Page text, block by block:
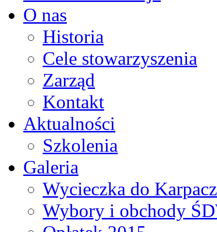
O nas
Historia
Cele stowarzyszenia
Zarząd
Kontakt
Aktualności
Szkolenia
Galeria
Wycieczka do
Wybory i obchody